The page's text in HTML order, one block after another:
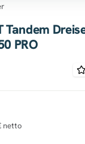
Tandem
PRO
netto